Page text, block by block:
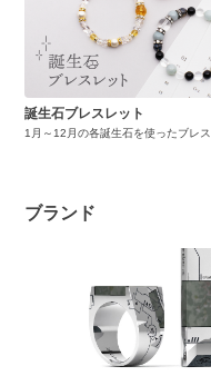
誕生石ブレスレット
1月～12月の各誕生石を使ったブレス
ブランド